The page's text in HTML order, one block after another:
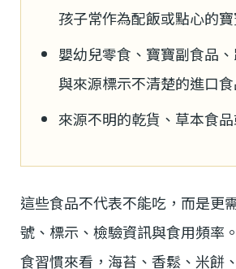
孩子常作為配飯或點心的寶
嬰幼兒零食、寶寶副食品
與來源標示不清楚的進口食
來源不明的乾貨、草本食
這些食品不代表不能吃，而是更
號、標示、檢驗資訊與食用頻率
食習慣來看，海苔、香鬆、米餅